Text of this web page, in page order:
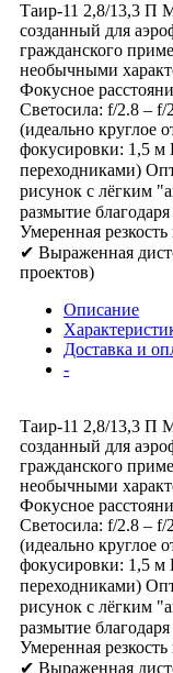
Таир-11 2,8/13,3 П
созданный для
гражданского
необычными
Фокусное
Светосила: f/2.8 – f/
(идеально круглое
фокусировки: 1,5 м
переходниками)
рисунок с лёгким
размытие
Умеренная
✔ Выраженная
проектов)
Описание
Доставка и
-
Таир-11 2,8/13,3 П
созданный для
гражданского
необычными
Фокусное
Светосила: f/2.8 – f/
(идеально круглое
фокусировки: 1,5 м
переходниками)
рисунок с лёгким
размытие
Умеренная
✔ Выраженная